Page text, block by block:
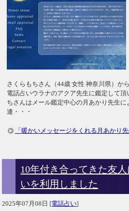
さくらもちさん（44歳 女性 神奈川県）か
電話占いウラナのアクア先生に鑑定して
ちさんはメール鑑定中心の月あかり先生
連・・・
「暖かいメッセージをくれる月あかり
10年付き合ってきた友
いを利用しました
2025年07月08日 [電話占い]